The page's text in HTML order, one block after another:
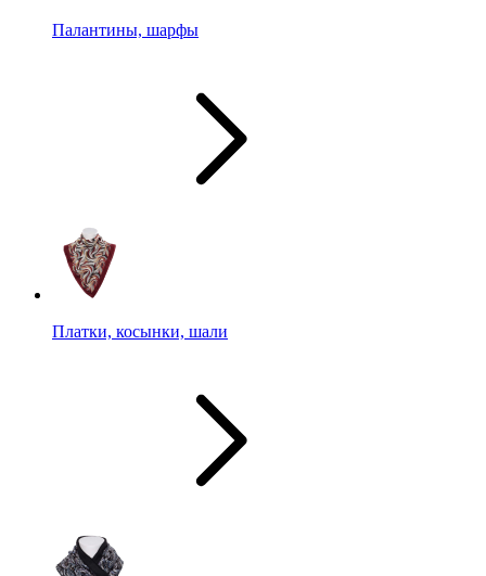
Палантины, шарфы
Платки, косынки, шали